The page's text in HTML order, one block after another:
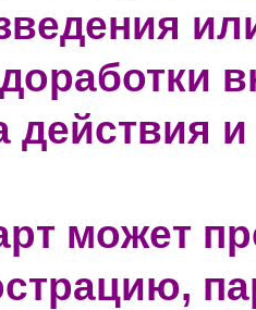
действия и
может